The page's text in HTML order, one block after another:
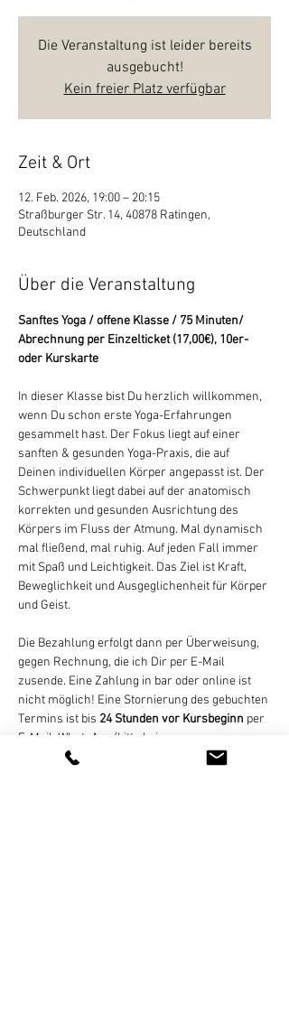
Die Veranstaltung ist leider bereits
ausgebucht!
Kein freier Platz verfügbar
Zeit & Ort
12. Feb. 2026, 19:00 – 20:15
Straßburger Str. 14, 40878 Ratingen,
Deutschland
Über die Veranstaltung
Sanftes Yoga / offene Klasse / 75 Minuten/
Abrechnung per Einzelticket (17,00€), 10er-
oder Kurskarte
In dieser Klasse bist Du herzlich willkommen,
wenn Du schon erste Yoga-Erfahrungen
gesammelt hast. Der Fokus liegt auf einer
sanften & gesunden Yoga-Praxis, die auf
Deinen individuellen Körper angepasst ist. Der
Schwerpunkt liegt dabei auf der anatomisch
korrekten und gesunden Ausrichtung des
Körpers im Fluss der Atmung. Mal dynamisch
mal fließend, mal ruhig. Auf jeden Fall immer
mit Spaß und Leichtigkeit. Das Ziel ist Kraft,
Beweglichkeit und Ausgeglichenheit für Körper
und Geist.
Die Bezahlung erfolgt dann per Überweisung,
gegen Rechnung, die ich Dir per E-Mail
zusende. Eine Zahlung in bar oder online ist
nicht möglich! Eine Stornierung des gebuchten
Termins ist bis 24 Stunden vor Kursbeginn per
E-Mail, WhatsApp (bitte keine
Sprachnachrichten), SMS, oder Telefon